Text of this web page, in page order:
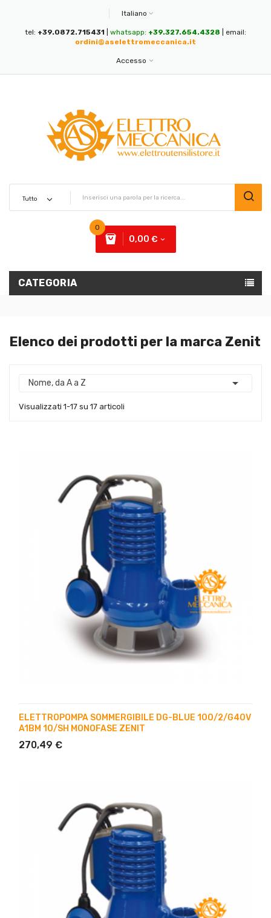
Italiano
tel: +39.0872.715431 whatsapp: +39.327.654.4328 | email:
ordini@aselettromeccanica.it
Accesso
0
0,00 €
CATEGORIA
Elenco dei prodotti per la marca Zenit
Nome, da A a Z 
Visualizzati 1-17 su 17 articoli
ELETTROPOMPA SOMMERGIBILE DG-BLUE 100/2/G40V
A1BM 10/SH MONOFASE ZENIT
270,49 €